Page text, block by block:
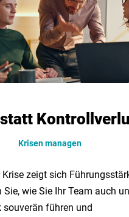
Krisen managen
Krise zeigt sich
Sie, wie Sie Ihr Team auch
souverän führen und